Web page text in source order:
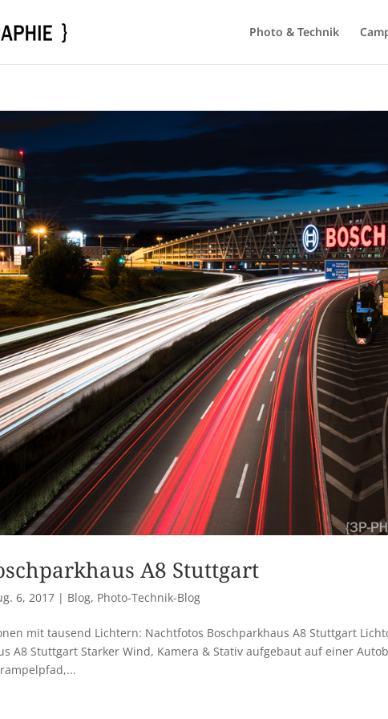
Photo & Technik
A8 Stuttgart
6, 2017 | Blog, Photo-Technik-Blog
mit tausend Lichtern: Nachtfotos Boschparkhaus A8 Stuttgart
A8 Stuttgart Starker Wind, Kamera & Stativ aufgebaut auf einer